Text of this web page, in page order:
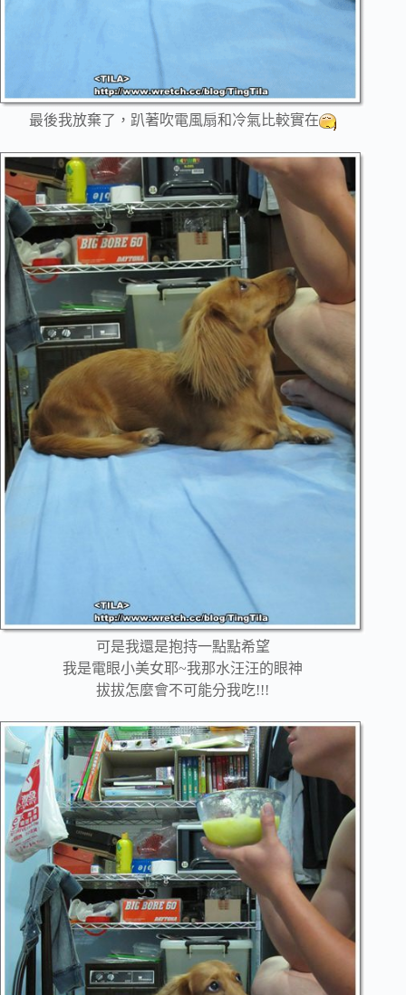
最後我放棄了，趴著吹電風扇和冷氣比較實在
可是我還是抱持一點點希望
我是電眼小美女耶~我那水汪汪的眼神
拔拔怎麼會不可能分我吃!!!